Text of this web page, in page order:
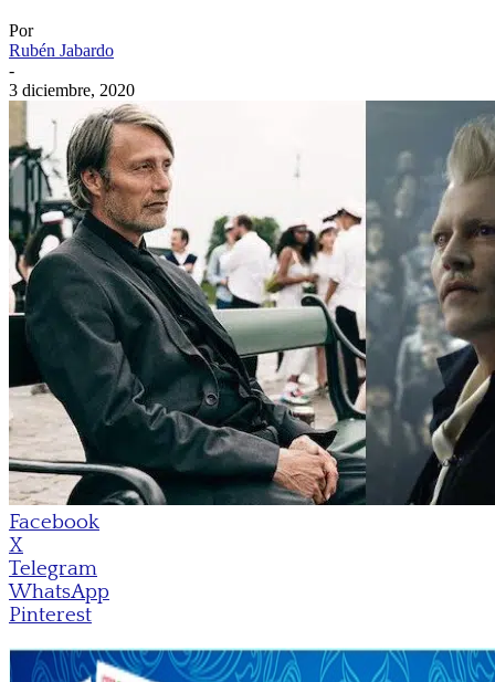
Por
Rubén Jabardo
-
3 diciembre, 2020
Facebook
X
Telegram
WhatsApp
Pinterest